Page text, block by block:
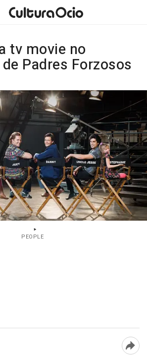
tv movie no
Padres Forzosos
PEOPLE